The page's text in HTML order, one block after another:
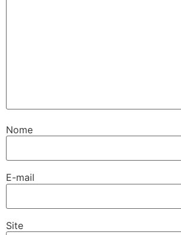
Nome
E-mail
Site